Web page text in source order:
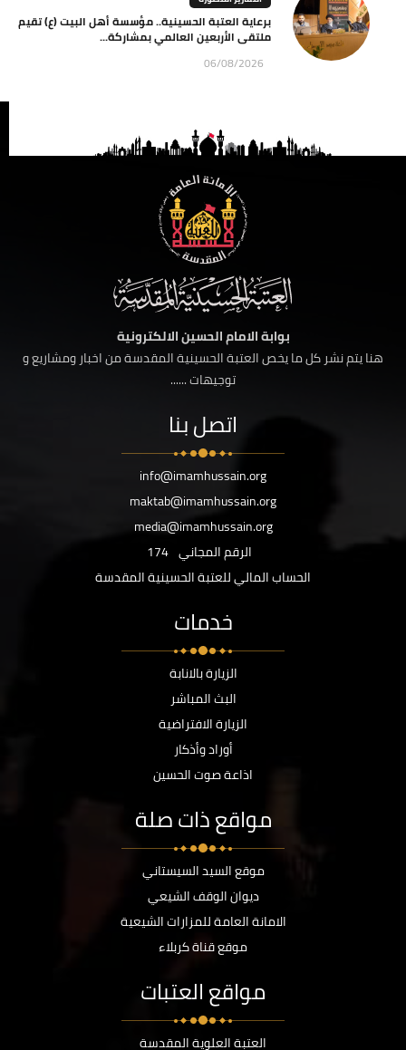
برعاية العتبة الحسينية.. مؤسسة أهل البيت (ع) تقيم
ملتقى الأربعين العالمي بمشاركة...
06/08/2026
بوابة الامام الحسين الالكترونية
هنا يتم نشر كل ما يخص العتبة الحسينية المقدسة من اخبار ومشاريع و
توجيهات ......
اتصل بنا
info@imamhussain.org
maktab@imamhussain.org
media@imamhussain.org
الرقم المجاني 174
الحساب المالي للعتبة الحسينية المقدسة
خدمات
الزيارة بالانابة
البث المباشر
الزيارة الافتراضية
أوراد وأذكار
اذاعة صوت الحسين
مواقع ذات صلة
موقع السيد السيستاني
ديوان الوقف الشيعي
الامانة العامة للمزارات الشيعية
موقع قناة كربلاء
مواقع العتبات
العتبة العلوية المقدسة